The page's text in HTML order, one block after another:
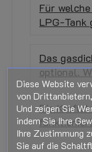
Für
LPG-Tank
Das
optional.
Die
Diese Website
von
Und zeigen Sie
indem Sie Ihre
Ihre Zustimmung
Sie auf die